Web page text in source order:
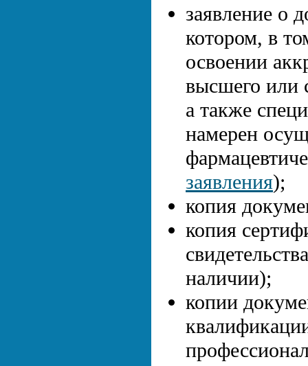
заявление о
котором, в
освоении
высшего или
а также
намерен
заявления);
копия
копия
наличии);
копии